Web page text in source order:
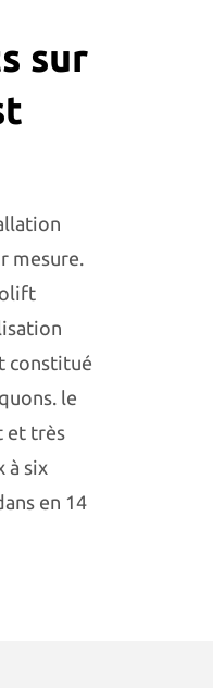
sur
mesure.
constitué
le
et très
à six
en 14